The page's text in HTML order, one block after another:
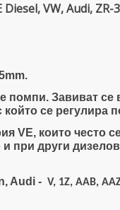
VW, Audi, ZR-
помпи. Завиват се
се регулира
VE, които често
и при други
Audi - V, 1Z, AAB,